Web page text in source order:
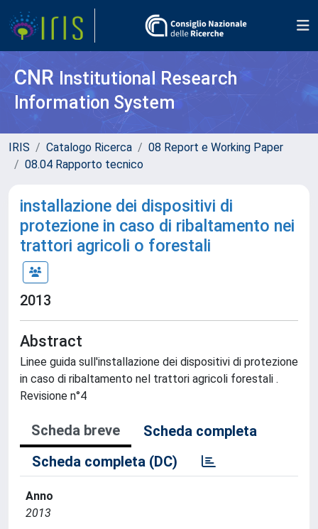
CNR Institutional Research
Information System
IRIS Catalogo Ricerca
08 Report e Working Paper
08.04 Rapporto tecnico
installazione dei dispositivi di
protezione in caso di ribaltamento nei
trattori agricoli o forestali
2013
Abstract
Linee guida sull'installazione dei dispositivi di protezione
in caso di ribaltamento nel trattori agricoli forestali .
Revisione n°4
Scheda breve
Scheda completa
Scheda completa (DC)
Anno
2013